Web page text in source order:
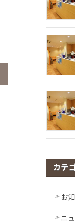
カテ
お
ニ